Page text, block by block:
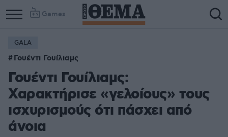
Games
Column
1
Column
2
GALA
Γουέντι Γουίλιαμς
Γουέντι Γουίλιαμς:
Χαρακτήρισε «γελοίους» τους
ισχυρισμούς ότι πάσχει από
άνοια